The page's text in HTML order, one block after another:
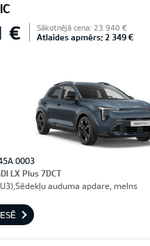
€ Sākotnējā cena: 23 940 €
Atlaides apmērs: 2 349 €
0003
LX Plus 7DCT
auduma apdare, melns